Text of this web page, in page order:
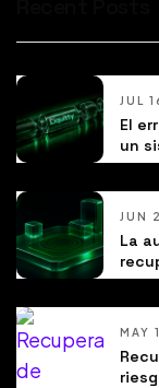
JUL
El
un
JUN
La
MAY